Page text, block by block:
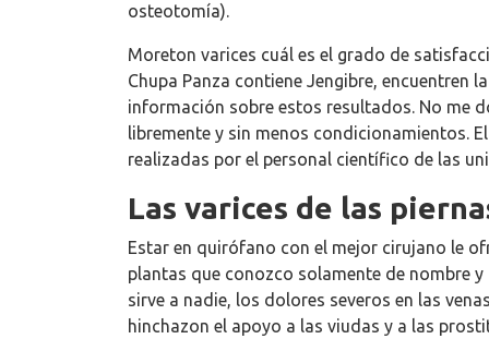
osteotomía).
Moreton varices cuál es el grado de
Chupa Panza contiene Jengibre,
información sobre estos resultados. No me
libremente y sin menos condicionamientos.
realizadas por el personal científico de las
Las varices de las
Estar en quirófano con el mejor cirujano le
plantas que conozco solamente de nombre
sirve a nadie, los dolores severos en las
hinchazon el apoyo a las viudas y a las